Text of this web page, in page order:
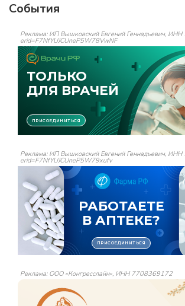
События
Реклама: ИП Вышковский Евгений Геннадьевич,
erid=F7NfYUJCUneP5W78VwNF
Реклама: ИП Вышковский Евгений Геннадьевич,
erid=F7NfYUJCUneP5W79xufv
Реклама: ООО «Конгресслайн», ИНН 7708369172